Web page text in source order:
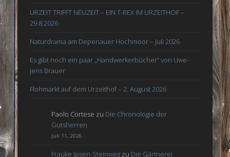
URZEIT TRIFFT NEUZEIT – EIN T-REX IM URZEITHOF –
29.8.2026
Naturdrama am Depenauer Hochmoor – Juli 2026
Es gibt noch ein paar „Handwerkerbücher“ von Uwe-
Jens Brauer
Flohmarkt auf dem Urzeithof – 2. August 2026
Paolo Cortese zu Die Chronologie der
Gutsherren
Juli 11, 2026
Frauke Ipsen-Steinweg zu Die Gärtnerei